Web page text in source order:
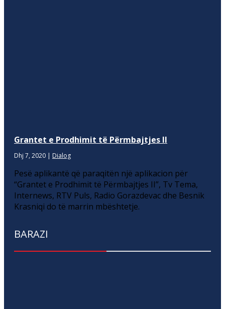
Grantet e Prodhimit të Përmbajtjes II
Dhj 7, 2020 | Dialog
Pesë aplikantë që paraqitën një aplikacion për
“Grantet e Prodhimit të Përmbajtjes II”, Tv Tema,
Internews, RTV Puls, Radio Gorazdevac dhe Besnik
Krasniqi do të marrin mbështetje.
BARAZI